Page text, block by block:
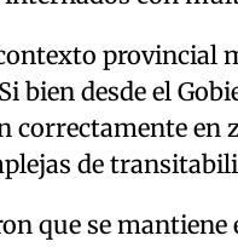
provincial
bien desde el
correctamente
de
que se